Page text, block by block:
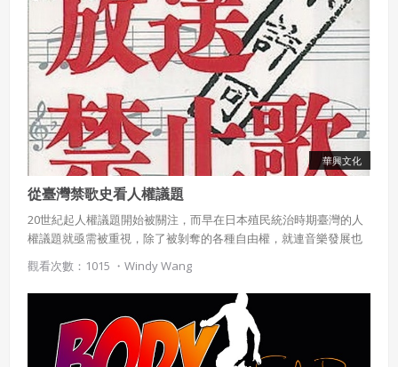
華興文化
從臺灣禁歌史看人權議題
20世紀起人權議題開始被關注，而早在日本殖民統治時期臺灣的人
權議題就亟需被重視，除了被剝奪的各種自由權，就連音樂發展也
受阻礙，這樣的狀況直到解嚴後才逐漸改善。
觀看次數：1015 ・ Windy Wang